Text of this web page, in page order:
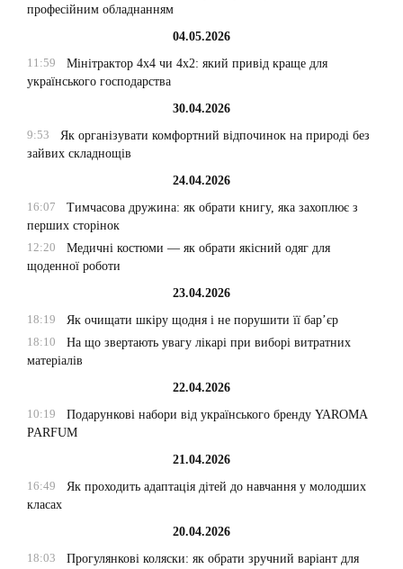
професійним обладнанням
04.05.2026
11:59
Мінітрактор 4х4 чи 4х2: який привід краще для
українського господарства
30.04.2026
9:53
Як організувати комфортний відпочинок на природі без
зайвих складнощів
24.04.2026
16:07
Тимчасова дружина: як обрати книгу, яка захоплює з
перших сторінок
12:20
Медичні костюми — як обрати якісний одяг для
щоденної роботи
23.04.2026
18:19
Як очищати шкіру щодня і не порушити її бар’єр
18:10
На що звертають увагу лікарі при виборі витратних
матеріалів
22.04.2026
10:19
Подарункові набори від українського бренду YAROMA
PARFUM
21.04.2026
16:49
Як проходить адаптація дітей до навчання у молодших
класах
20.04.2026
18:03
Прогулянкові коляски: як обрати зручний варіант для